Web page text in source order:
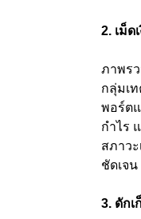
2. เม็
ภาพร
กลุ่มเ
พอร์ตแ
กำไร
สภาว
ชัดเจน
3. ดักเ